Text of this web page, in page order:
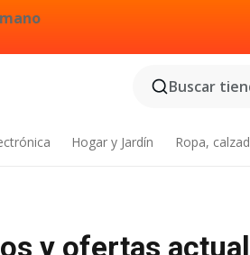
Buscar
Hogar y Jardín Ropa,
y ofertas